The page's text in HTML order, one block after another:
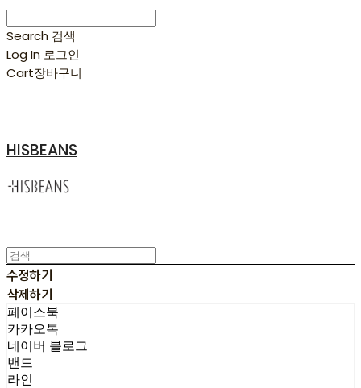
Search 검색
Log In 로그인
Cart장바구니
HISBEANS
수정하기
삭제하기
페이스북
카카오톡
네이버 블로그
밴드
라인